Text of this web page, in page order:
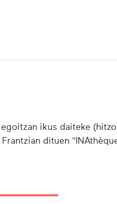
ikus daiteke
dituen